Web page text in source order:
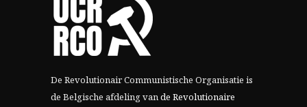
De Revolutionair Communistische Organisatie is
de Belgische afdeling vande Revolutionaire